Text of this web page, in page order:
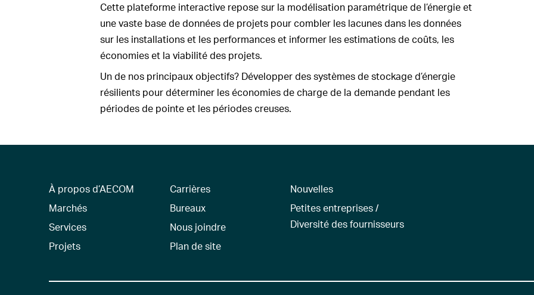
Cette plateforme interactive repose sur la modélisation paramétrique de l’énergie et
une vaste base de données de projets pour combler les lacunes dans les données
sur les installations et les performances et informer les estimations de coûts, les
économies et la viabilité des projets.
Un de nos principaux objectifs? Développer des systèmes de stockage d’énergie
résilients pour déterminer les économies de charge de la demande pendant les
périodes de pointe et les périodes creuses.
À propos d’AECOM
Marchés
Services
Projets
Carrières
Bureaux
Nous joindre
Plan de site
Nouvelles
Petites entreprises /
Diversité des fournisseurs